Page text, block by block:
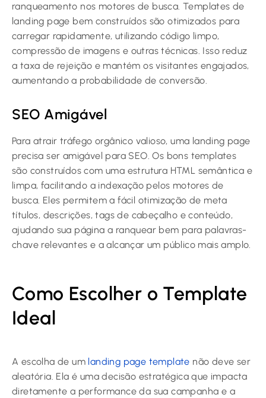
ranqueamento nos motores de busca. Templates de
landing page bem construídos são otimizados para
carregar rapidamente, utilizando código limpo,
compressão de imagens e outras técnicas. Isso reduz
a taxa de rejeição e mantém os visitantes engajados,
aumentando a probabilidade de conversão.
SEO Amigável
Para atrair tráfego orgânico valioso, uma landing page
precisa ser amigável para SEO. Os bons templates
são construídos com uma estrutura HTML semântica e
limpa, facilitando a indexação pelos motores de
busca. Eles permitem a fácil otimização de meta
títulos, descrições, tags de cabeçalho e conteúdo,
ajudando sua página a ranquear bem para palavras-
chave relevantes e a alcançar um público mais amplo.
Como Escolher o Template
Ideal
A escolha de um landing page template não deve ser
aleatória. Ela é uma decisão estratégica que impacta
diretamente a performance da sua campanha e a